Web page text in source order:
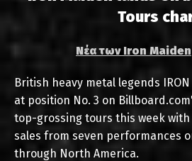
Tours
Νέα των Iron Maiden
British heavy metal legends
at position No. 3 on
top-grossing tours this week
sales from seven performances
through North America.